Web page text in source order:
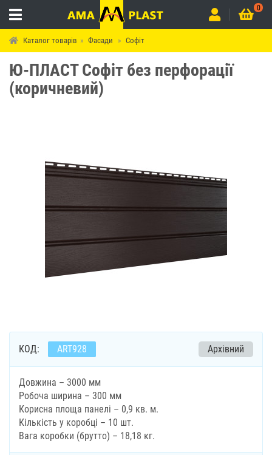
0
Каталог товарів Фасади Софіт
Ю-ПЛАСТ Софіт без перфорації
(коричневий)
КОД: ART928 Архівний
Довжина – 3000 мм
Робоча ширина – 300 мм
Корисна площа панелі – 0,9 кв. м.
Кількість у коробці – 10 шт.
Вага коробки (брутто) – 18,18 кг.